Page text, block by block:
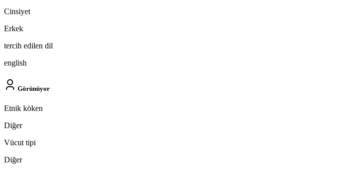
Cinsiyet
Erkek
tercih edilen dil
english
Görünüyor
Etnik köken
Diğer
Vücut tipi
Diğer